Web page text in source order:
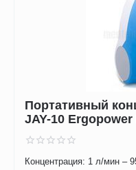
Портативный
JAY-10 Ergopower
Концентрация: 1 л/мин –